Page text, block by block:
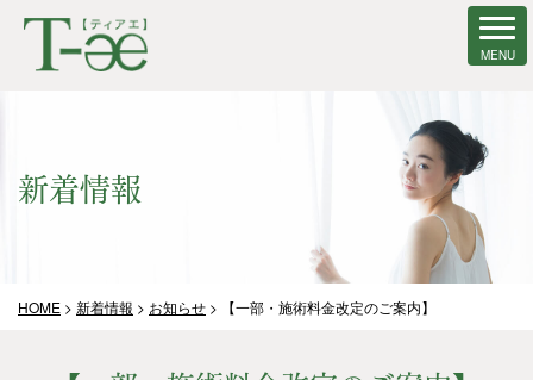
新着情報
HOME > 新着情報 > お知らせ > 【一部・施術料金改定のご案内】